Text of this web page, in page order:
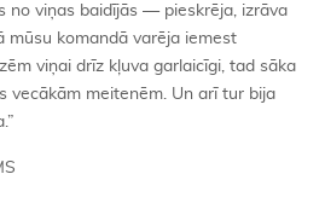
no viņas baidījās — pieskrēja, izrāva
mūsu komandā varēja iemest
viņai drīz kļuva garlaicīgi, tad sāka
vecākām meitenēm. Un arī tur bija